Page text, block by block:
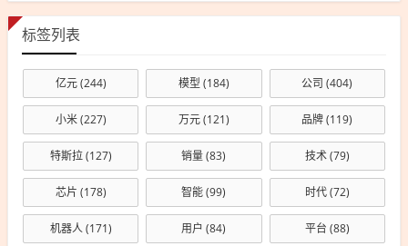
标签列表
亿元(244) 模型(184) 公司 (404)
小米(227) 万元(121) 品牌(119)
特斯拉(127) 销量(83) 技术(79)
芯片 (178) 智能(99) 时代(72)
机器人(171) 用户 (84) 平台 (88)